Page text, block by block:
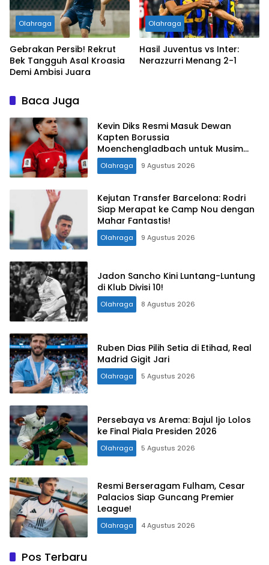
Olahraga
Gebrakan Persib! Rekrut
Bek Tangguh Asal Kroasia
Demi Ambisi Juara
Olahraga
Hasil Juventus vs Inter:
Nerazzurri Menang 2-1
Baca Juga
Kevin Diks Resmi Masuk Dewan
Kapten Borussia
Moenchengladbach untuk Musim
2026/2027
Olahraga 9 Agustus 2026
Kejutan Transfer Barcelona: Rodri
Siap Merapat ke Camp Nou dengan
Mahar Fantastis!
Olahraga 9 Agustus 2026
Jadon Sancho Kini Luntang-Luntung
di Klub Divisi 10!
Olahraga 8 Agustus 2026
Ruben Dias Pilih Setia di Etihad, Real
Madrid Gigit Jari
Olahraga 5 Agustus 2026
Persebaya vs Arema: Bajul Ijo Lolos
ke Final Piala Presiden 2026
Olahraga 5 Agustus 2026
Resmi Berseragam Fulham, Cesar
Palacios Siap Guncang Premier
League!
Olahraga 4 Agustus 2026
Pos Terbaru